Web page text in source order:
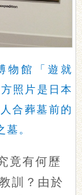
物館「遊就
照片是日本
合葬墓前的
。
竟有何歷
訓？由於